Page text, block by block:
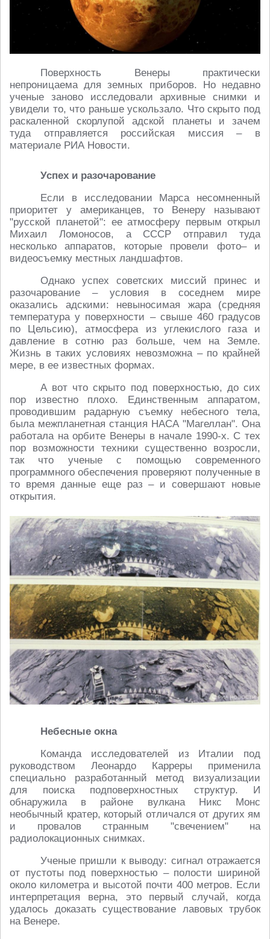
Поверхность Венеры практически
непроницаема для земных приборов. Но недавно
ученые заново исследовали архивные снимки и
увидели то, что раньше ускользало. Что скрыто под
раскаленной скорлупой адской планеты и зачем
туда отправляется российская миссия – в
материале РИА Новости.
Успех и разочарование
Если в исследовании Марса несомненный
приоритет у американцев, то Венеру называют
"русской планетой": ее атмосферу первым открыл
Михаил Ломоносов, а СССР отправил туда
несколько аппаратов, которые провели фото– и
видеосъемку местных ландшафтов.
Однако успех советских миссий принес и
разочарование – условия в соседнем мире
оказались адскими: невыносимая жара (средняя
температура у поверхности – свыше 460 градусов
по Цельсию), атмосфера из углекислого газа и
давление в сотню раз больше, чем на Земле.
Жизнь в таких условиях невозможна – по крайней
мере, в ее известных формах.
А вот что скрыто под поверхностью, до сих
пор известно плохо. Единственным аппаратом,
проводившим радарную съемку небесного тела,
была межпланетная станция НАСА "Магеллан". Она
работала на орбите Венеры в начале 1990-х. С тех
пор возможности техники существенно возросли,
так что ученые с помощью современного
программного обеспечения проверяют полученные в
то время данные еще раз – и совершают новые
открытия.
Небесные окна
Команда исследователей из Италии под
руководством Леонардо Карреры применила
специально разработанный метод визуализации
для поиска подповерхностных структур. И
обнаружила в районе вулкана Никс Монс
необычный кратер, который отличался от других ям
и провалов странным "свечением" на
радиолокационных снимках.
Ученые пришли к выводу: сигнал отражается
от пустоты под поверхностью – полости шириной
около километра и высотой почти 400 метров. Если
интерпретация верна, это первый случай, когда
удалось доказать существование лавовых трубок
на Венере.